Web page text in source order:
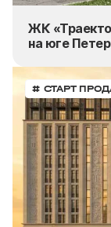
ЖК
на юге
# СТАРТ